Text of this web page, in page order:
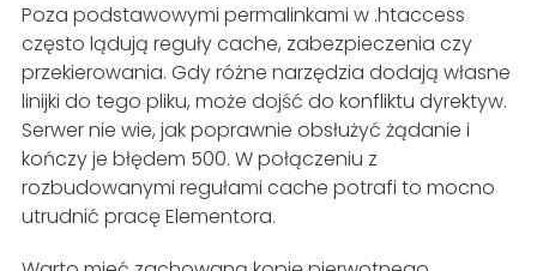
Poza podstawowymi permalinkami w .htaccess
często lądują reguły cache, zabezpieczenia czy
przekierowania. Gdy różne narzędzia dodają własne
linijki do tego pliku, może dojść do konfliktu dyrektyw.
Serwer nie wie, jak poprawnie obsłużyć żądanie i
kończy je błędem 500. W połączeniu z
rozbudowanymi regułami cache potrafi to mocno
utrudnić pracę Elementora.